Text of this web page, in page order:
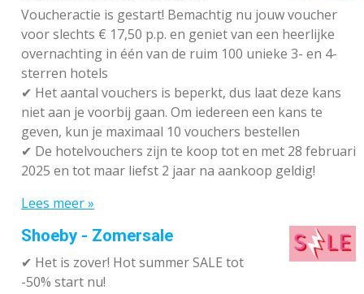
Voucheractie is gestart! Bemachtig nu jouw voucher
voor slechts € 17,50 p.p. en geniet van een heerlijke
overnachting in één van de ruim 100 unieke 3- en 4-
sterren hotels
✔ Het aantal vouchers is beperkt, dus laat deze kans
niet aan je voorbij gaan. Om iedereen een kans te
geven, kun je maximaal 10 vouchers bestellen
✔ De hotelvouchers zijn te koop tot en met 28 februari
2025 en tot maar liefst 2 jaar na aankoop geldig!
Lees meer »
Shoeby - Zomersale
✔ Het is zover! Hot summer SALE tot
-50% start nu!